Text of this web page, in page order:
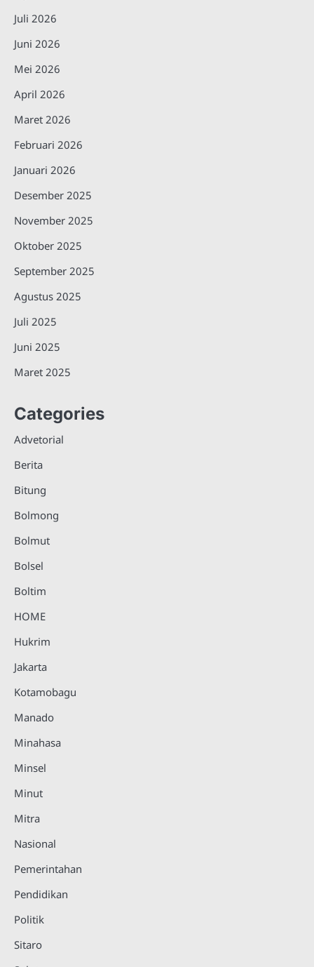
Juli 2026
Juni 2026
Mei 2026
April 2026
Maret 2026
Februari 2026
Januari 2026
Desember 2025
November 2025
Oktober 2025
September 2025
Agustus 2025
Juli 2025
Juni 2025
Maret 2025
Categories
Advetorial
Berita
Bitung
Bolmong
Bolmut
Bolsel
Boltim
HOME
Hukrim
Jakarta
Kotamobagu
Manado
Minahasa
Minsel
Minut
Mitra
Nasional
Pemerintahan
Pendidikan
Politik
Sitaro